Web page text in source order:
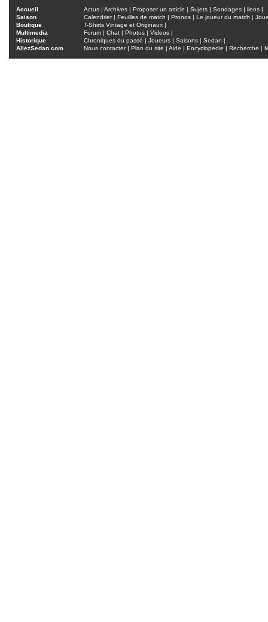
Accueil Actus | Archives | Proposer un article | Sujets | Sondages | liens |
Saison
Calendrier| Feuilles de match | Pronos | Le joueur du match |
Boutique
T-Shirts Vintage et Originaux |
Multimedia
Forum | Chat | Photos | Videos |
Historique
Chroniques du passé | Joueurs | Saisons | Sedan |
AllezSedan.com
Nous contacter| Plan du site | Aide | Encyclopedie | Recherche |